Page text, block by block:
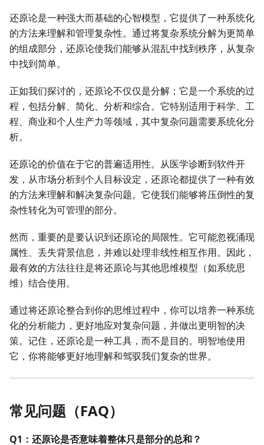
还原论是一种强大而基础的心智模型，它提供了一种系统化
的方法来理解和管理复杂性。通过将复杂系统分解为更简单
的组成部分，还原论使我们能够从混乱中找到秩序，从复杂
中找到简单。
正如我们探讨的，还原论不仅仅是分解；它是一个系统的过
程，包括分解、简化、分析和综合。它特别适用于科学、工
程、商业和个人生产力等领域，其中复杂问题需要系统化分
析。
还原论的价值在于它的普遍适用性。从医学诊断到软件开
发，从市场分析到个人目标设定，还原论都提供了一种有效
的方法来理解和解决复杂问题。它使我们能够将压倒性的复
杂性转化为可管理的部分。
然而，重要的是要认识到还原论的局限性。它可能忽视涌现
属性、丢失背景信息，并难以处理非线性相互作用。因此，
最有效的方法往往是将还原论与其他思维模型（如系统思
维）结合使用。
通过将还原论整合到你的思维过程中，你可以培养一种系统
化的分析能力，更好地应对复杂问题，并做出更明智的决
策。记住，还原论是一种工具，而不是目的。明智地使用
它，你将能够更好地理解和驾驭我们复杂的世界。
常见问题（FAQ）
Q1：还原论是否意味着整体只是部分的总和？